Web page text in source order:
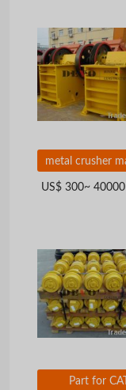
US$ 300~ 40000
Part for CAT